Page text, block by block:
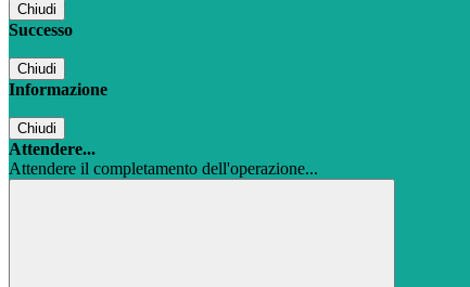
Chiudi
Successo
Chiudi
Informazione
Chiudi
Attendere...
Attendere il completamento dell'operazione...